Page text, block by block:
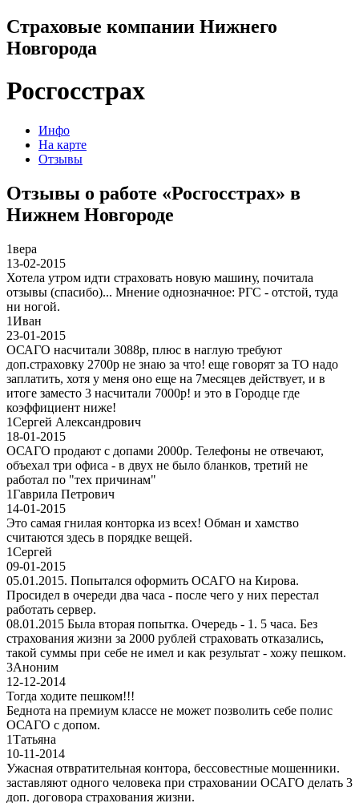
Страховые компании Нижнего
Новгорода
Росгосстрах
Инфо
На карте
Отзывы
Отзывы о работе «Росгосстрах» в
Нижнем Новгороде
1вера
13-02-2015
Хотела утром идти страховать новую машину, почитала
отзывы (спасибо)... Мнение однозначное: РГС - отстой, туда
ни ногой.
1Иван
23-01-2015
ОСАГО насчитали 3088р, плюс в наглую требуют
доп.страховку 2700р не знаю за что! еще говорят за ТО надо
заплатить, хотя у меня оно еще на 7месяцев действует, и в
итоге заместо 3 насчитали 7000р! и это в Городце где
коэффициент ниже!
1Сергей Александрович
18-01-2015
ОСАГО продают с допами 2000р. Телефоны не отвечают,
объехал три офиса - в двух не было бланков, третий не
работал по "тех причинам"
1Гаврила Петрович
14-01-2015
Это самая гнилая конторка из всех! Обман и хамство
считаются здесь в порядке вещей.
1Сергей
09-01-2015
05.01.2015. Попытался оформить ОСАГО на Кирова.
Просидел в очереди два часа - после чего у них перестал
работать сервер.
08.01.2015 Была вторая попытка. Очередь - 1. 5 часа. Без
страхования жизни за 2000 рублей страховать отказались,
такой суммы при себе не имел и как результат - хожу пешком.
3Аноним
12-12-2014
Тогда ходите пешком!!!
Беднота на премиум классе не может позволить себе полис
ОСАГО с допом.
1Татьяна
10-11-2014
Ужасная отвратительная контора, бессовестные мошенники.
заставляют одного человека при страховании ОСАГО делать 3
доп. договора страхования жизни.